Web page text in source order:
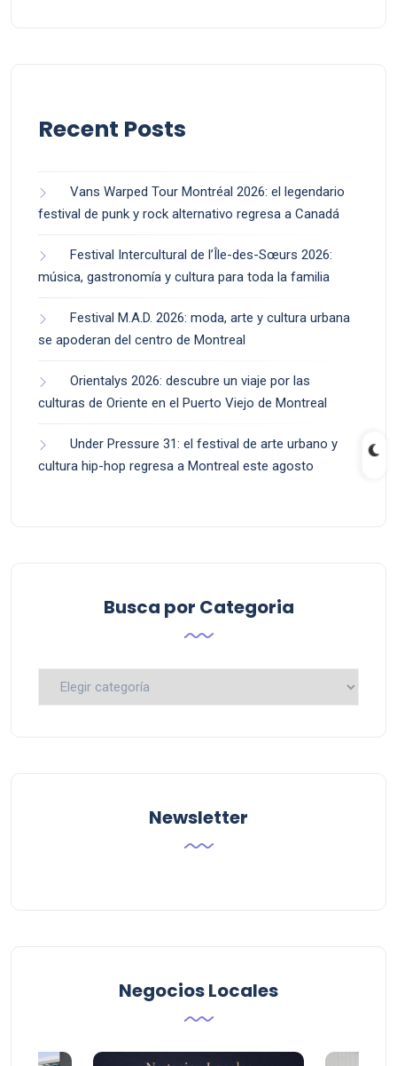
Recent Posts
Vans Warped Tour Montréal 2026: el legendario
festival de punk y rock alternativo regresa a Canadá
Festival Intercultural de l’Île-des-Sœurs 2026:
música, gastronomía y cultura para toda la familia
Festival M.A.D. 2026: moda, arte y cultura urbana
se apoderan del centro de Montreal
Orientalys 2026: descubre un viaje por las
culturas de Oriente en el Puerto Viejo de Montreal
Under Pressure 31: el festival de arte urbano y
cultura hip-hop regresa a Montreal este agosto
Busca por Categoria
Newsletter
Negocios Locales